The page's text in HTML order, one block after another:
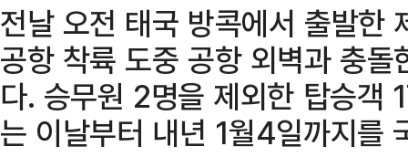
전날 오전 태국 방콕에서 출발
공항 착륙 도중 공항 외벽과 충
다. 승무원 2명을 제외한 탑승객
는 이날부터 내년 1월4일까지를